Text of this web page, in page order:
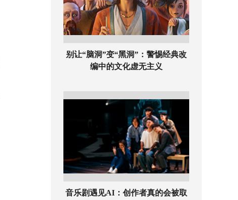
别让“脑洞”变“黑洞”：警惕经典改
编中的文化虚无主义
音乐剧遇见AI：创作者真的会被取